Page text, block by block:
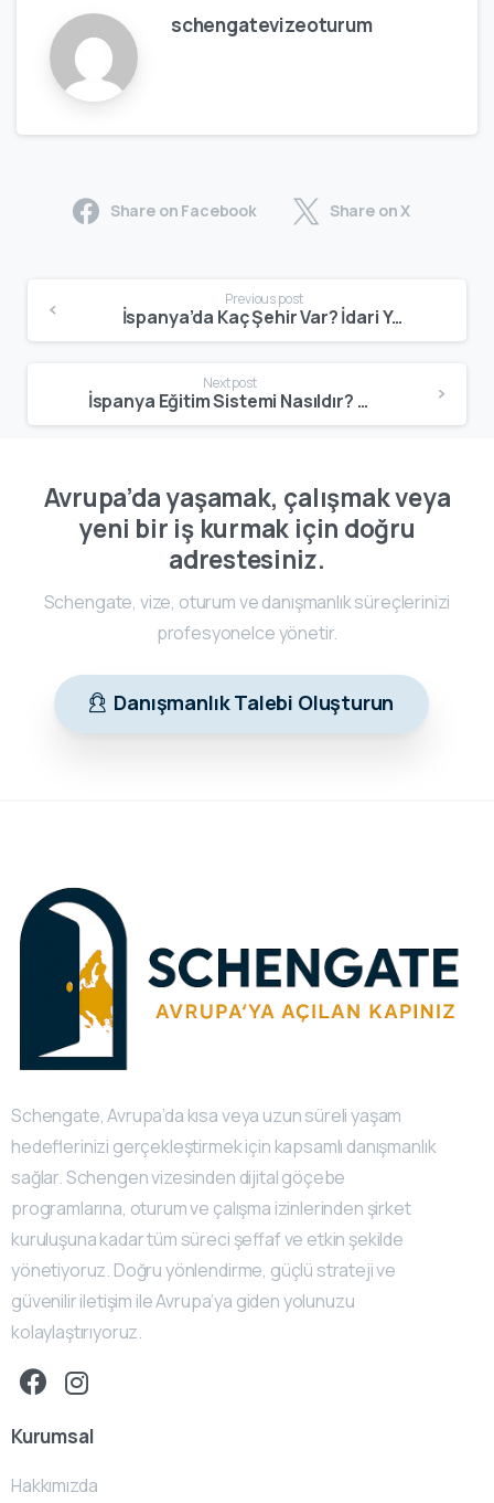
schengatevizeoturum
Share on Facebook Share on X
Previous post
İspanya’da Kaç Şehir Var? İdari Yapı, Belediyeler ve Büyük Şehirler
Next post
İspanya Eğitim Sistemi Nasıldır? Okul Yapısı, Üniversiteler ve Yabancılar İçin Eğitim
Avrupa’da yaşamak, çalışmak veya
yeni bir iş kurmak için doğru
adrestesiniz.
Schengate, vize, oturum ve danışmanlık süreçlerinizi
profesyonelce yönetir.
Danışmanlık Talebi Oluşturun
Schengate, Avrupa’da kısa veya uzun süreli yaşam
hedeflerinizi gerçekleştirmek için kapsamlı danışmanlık
sağlar. Schengen vizesinden dijital göçebe
programlarına, oturum ve çalışma izinlerinden şirket
kuruluşuna kadar tüm süreci şeffaf ve etkin şekilde
yönetiyoruz. Doğru yönlendirme, güçlü strateji ve
güvenilir iletişim ile Avrupa’ya giden yolunuzu
kolaylaştırıyoruz.
Kurumsal
Hakkımızda